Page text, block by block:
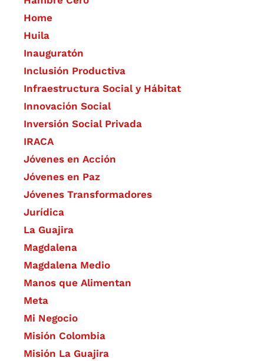
Home
Huila
Inauguratón
Inclusión Productiva
Infraestructura Social y Hábitat
​Innovación Social
Inversión Social Privada
IRACA
Jóvenes en Acción
Jóvenes en Paz
Jóvenes Transformadores
Jurídica
La Guajira
Magdalena
Magdalena Medio
Manos que Alimentan
Meta
Mi Negocio
Misión Colombia
Misión La Guajira